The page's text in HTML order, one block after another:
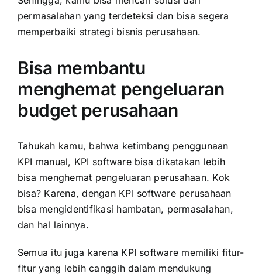
permasalahan yang terdeteksi dan bisa segera
memperbaiki strategi bisnis perusahaan.
Bisa membantu
menghemat pengeluaran
budget perusahaan
Tahukah kamu, bahwa ketimbang penggunaan
KPI manual, KPI software bisa dikatakan lebih
bisa menghemat pengeluaran perusahaan. Kok
bisa? Karena, dengan KPI software perusahaan
bisa mengidentifikasi hambatan, permasalahan,
dan hal lainnya.
Semua itu juga karena KPI software memiliki fitur-
fitur yang lebih canggih dalam mendukung